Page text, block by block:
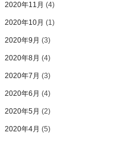
2020年11月 (4)
2020年10月 (1)
2020年9月 (3)
2020年8月 (4)
2020年7月 (3)
2020年6月 (4)
2020年5月 (2)
2020年4月 (5)